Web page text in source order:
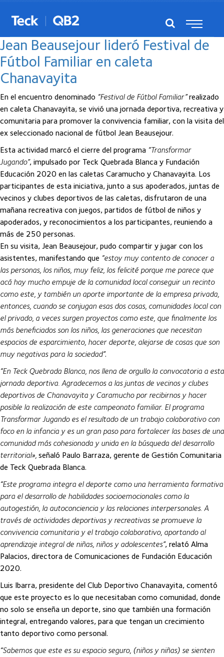
Posts del enero, 2026
Jean Beausejour lideró Festival de
Fútbol Familiar en caleta
Chanavayita
En el encuentro denominado “Festival de Fútbol Familiar”realizado
en caleta Chanavayita, se vivió una jornada deportiva, recreativa y
comunitaria para promover la convivencia familiar, con la visita del
ex seleccionado nacional de fútbol Jean Beausejour.
Esta actividad marcó el cierre del programa “Transformar
Jugando”, impulsado por Teck Quebrada Blanca y Fundación
Educación 2020 en las caletas Caramucho y Chanavayita. Los
participantes de esta iniciativa, junto a sus apoderados, juntas de
vecinos y clubes deportivos de las caletas, disfrutaron de una
mañana recreativa con juegos, partidos de fútbol de niños y
apoderados, y reconocimientos a los participantes, reuniendo a
más de 250 personas.
En su visita, Jean Beausejour, pudo compartir y jugar con los
asistentes, manifestando que “estoy muy contento de conocer a
las personas, los niños, muy feliz, los felicité porque me parece que
acá hay mucho empuje de la comunidad local conseguir un recinto
como este, y también un aporte importante de la empresa privada,
entonces, cuando se conjugan esas dos cosas, comunidades local con
el privado, a veces surgen proyectos como este, que finalmente los
más beneficiados son los niños, las generaciones que necesitan
espacios de esparcimiento, hacer deporte, alejarse de cosas que son
muy negativas para la sociedad”.
“En Teck Quebrada Blanca, nos llena de orgullo la convocatoria a esta
jornada deportiva. Agradecemos a las juntas de vecinos y clubes
deportivos de Chanavayita y Caramucho por recibirnos y hacer
posible la realización de este campeonato familiar. El programa
Transformar Jugando es el resultado de un trabajo colaborativo con
foco en la infancia y es un gran paso para fortalecer las bases de una
comunidad más cohesionada y unida en la búsqueda del desarrollo
territorial», señaló Paulo Barraza, gerente de Gestión Comunitaria
de Teck Quebrada Blanca.
“Este programa integra el deporte como una herramienta formativa
para el desarrollo de habilidades socioemocionales como la
autogestión, la autoconciencia y las relaciones interpersonales. A
través de actividades deportivas y recreativas se promueve la
convivencia comunitaria y el trabajo colaborativo, aportando al
aprendizaje integral de niñas, niños y adolescentes”, relató Alma
Palacios, directora de Comunicaciones de Fundación Educación
2020.
Luis Ibarra, presidente del Club Deportivo Chanavayita, comentó
que este proyecto es lo que necesitaban como comunidad, donde
no solo se enseña un deporte, sino que también una formación
integral, entregando valores, para que tengan un crecimiento
tanto deportivo como personal.
“Sabemos que este es su espacio seguro, (niños y niñas) se sienten